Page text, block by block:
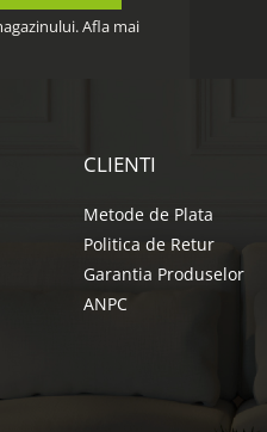
Afla mai
CLIENTI
Metode de Plata
Politica de Retur
Garantia Produselor
ANPC